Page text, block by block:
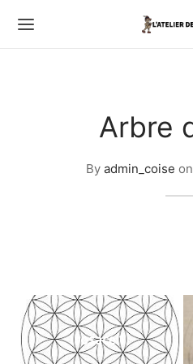
Arbre
By admin_coise on
rosace 1